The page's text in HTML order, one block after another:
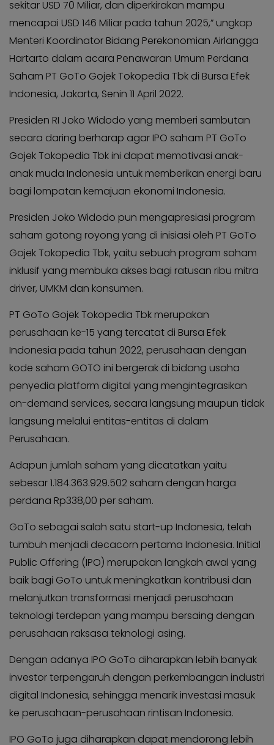
sekitar USD 70 Miliar, dan diperkirakan mampu
mencapai USD 146 Miliar pada tahun 2025,” ungkap
Menteri Koordinator Bidang Perekonomian Airlangga
Hartarto dalam acara Penawaran Umum Perdana
Saham PT GoTo Gojek Tokopedia Tbk di Bursa Efek
Indonesia, Jakarta, Senin 11 April 2022.
Presiden RI Joko Widodo yang memberi sambutan
secara daring berharap agar IPO saham PT GoTo
Gojek Tokopedia Tbk ini dapat memotivasi anak-
anak muda Indonesia untuk memberikan energi baru
bagi lompatan kemajuan ekonomi Indonesia.
Presiden Joko Widodo pun mengapresiasi program
saham gotong royong yang di inisiasi oleh PT GoTo
Gojek Tokopedia Tbk, yaitu sebuah program saham
inklusif yang membuka akses bagi ratusan ribu mitra
driver, UMKM dan konsumen.
PT GoTo Gojek Tokopedia Tbk merupakan
perusahaan ke-15 yang tercatat di Bursa Efek
Indonesia pada tahun 2022, perusahaan dengan
kode saham GOTO ini bergerak di bidang usaha
penyedia platform digital yang mengintegrasikan
on-demand services, secara langsung maupun tidak
langsung melalui entitas-entitas di dalam
Perusahaan.
Adapun jumlah saham yang dicatatkan yaitu
sebesar 1.184.363.929.502 saham dengan harga
perdana Rp338,00 per saham.
GoTo sebagai salah satu start-up Indonesia, telah
tumbuh menjadi decacorn pertama Indonesia. Initial
Public Offering (IPO) merupakan langkah awal yang
baik bagi GoTo untuk meningkatkan kontribusi dan
melanjutkan transformasi menjadi perusahaan
teknologi terdepan yang mampu bersaing dengan
perusahaan raksasa teknologi asing.
Dengan adanya IPO GoTo diharapkan lebih banyak
investor terpengaruh dengan perkembangan industri
digital Indonesia, sehingga menarik investasi masuk
ke perusahaan-perusahaan rintisan Indonesia.
IPO GoTo juga diharapkan dapat mendorong lebih